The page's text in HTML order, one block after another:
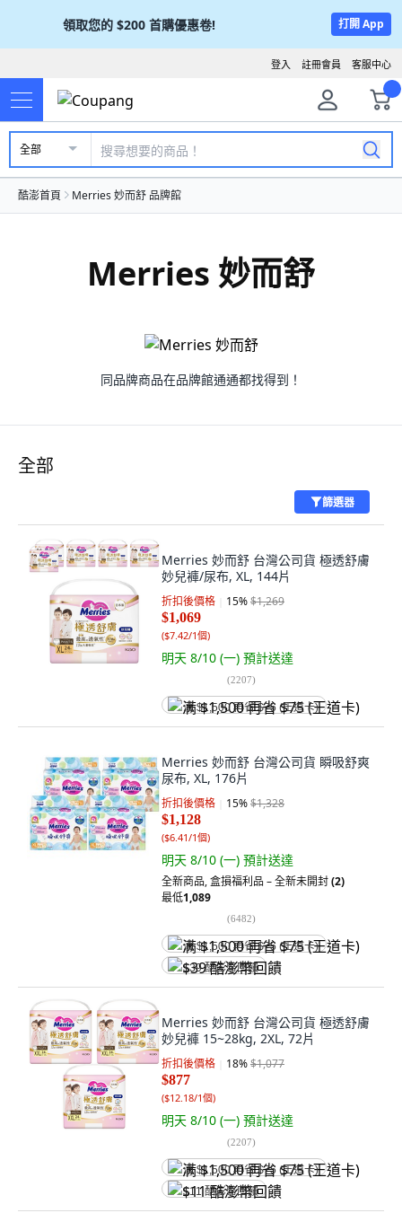
領取您的 $200 首購優惠卷! 打開 App
客服中心
註冊會員
登入
全部
酷澎首頁 Merries 妙而舒 品牌館
Merries 妙而舒
同品牌商品在品牌館通通都找得到！
全部
篩選器
Merries 妙而舒 台灣公司貨 極透舒膚
妙兒褲/尿布, XL, 144片
折扣後價格 15%$1,269
$1,069
($7.42/1個)
明天 8/10 (一) 預計送達
(2207)
满 $1,500 再省 $75 (王道卡)
Merries 妙而舒 台灣公司貨 瞬吸舒爽
尿布, XL, 176片
折扣後價格 15%$1,328
$1,128
($6.41/1個)
明天 8/10 (一) 預計送達
全新商品,盒損福利品 – 全新未開封(2)
最低1,089
(6482)
满 $1,500 再省 $75 (王道卡)
$39 酷澎幣回饋
Merries 妙而舒 台灣公司貨 極透舒膚
妙兒褲 15~28kg, 2XL, 72片
折扣後價格 18%$1,077
$877
($12.18/1個)
明天 8/10 (一) 預計送達
(2207)
满 $1,500 再省 $75 (王道卡)
$11 酷澎幣回饋